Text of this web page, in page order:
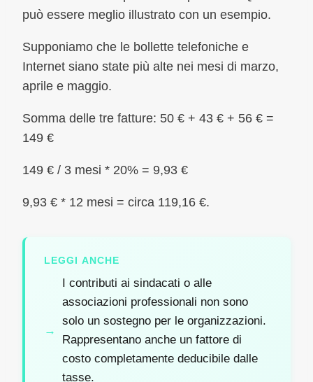
può essere meglio illustrato con un esempio.
Supponiamo che le bollette telefoniche e
Internet siano state più alte nei mesi di marzo,
aprile e maggio.
Somma delle tre fatture: 50 € + 43 € + 56 € =
149 €
149 € / 3 mesi * 20% = 9,93 €
9,93 € * 12 mesi = circa 119,16 €.
LEGGI ANCHE
I contributi ai sindacati o alle
associazioni professionali non sono
solo un sostegno per le organizzazioni.
Rappresentano anche un fattore di
costo completamente deducibile dalle
tasse.